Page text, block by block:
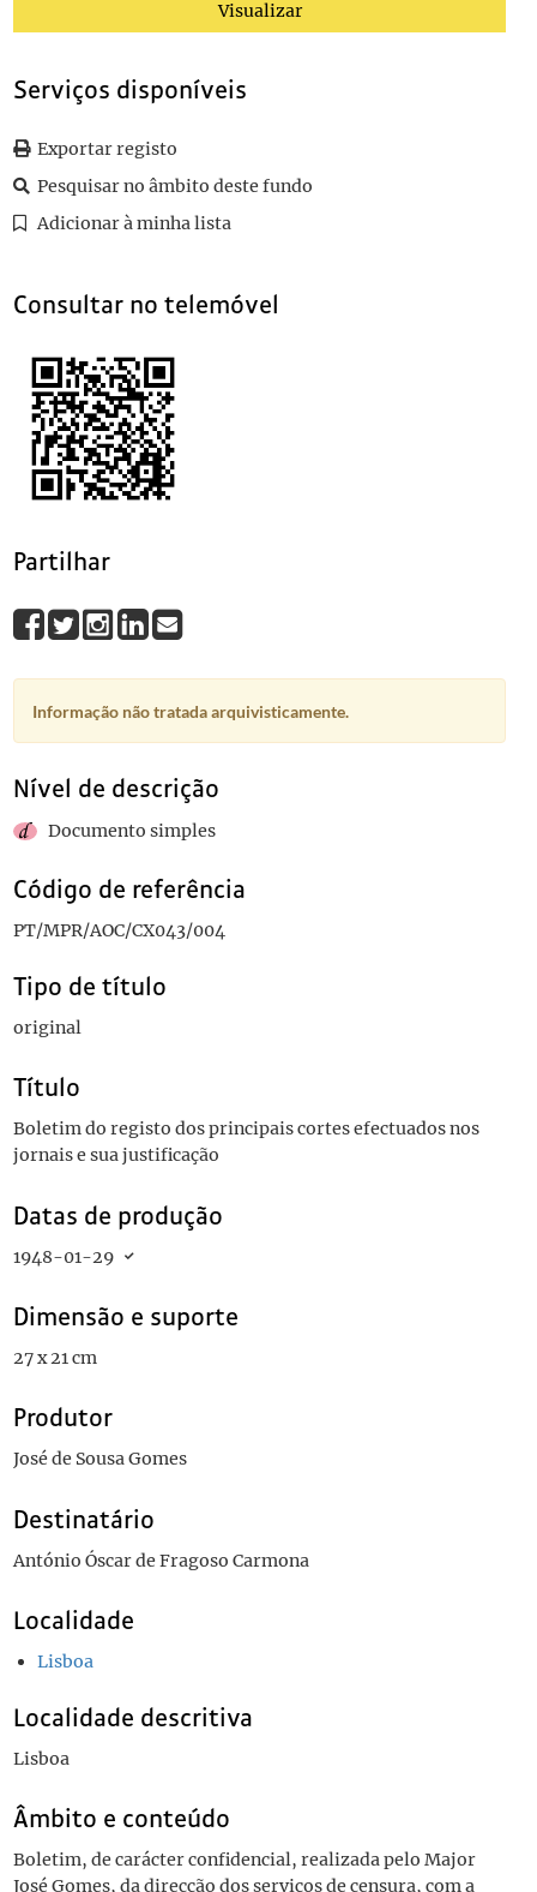
Boletim do registo dos principais cortes efectuados nos jornais
110 Auto da solene inauguração da barragem Marechal Carmona
Visualizar
Serviços disponíveis
Exportar registo
Pesquisar no âmbito deste fundo
Adicionar à minha lista
Consultar no telemóvel
Partilhar
Informação não tratada arquivisticamente.
Nível de descrição
Documento simples
Código de referência
PT/MPR/AOC/CX043/004
Tipo de título
original
Título
Boletim do registo dos principais cortes efectuados nos
jornais e sua justificação
Datas de produção
1948-01-29
Dimensão e suporte
27 x 21 cm
Produtor
José de Sousa Gomes
Destinatário
António Óscar de Fragoso Carmona
Localidade
Lisboa
Localidade descritiva
Lisboa
Âmbito e conteúdo
Boletim, de carácter confidencial, realizada pelo Major
José Gomes, da direcção dos serviços de censura, com a